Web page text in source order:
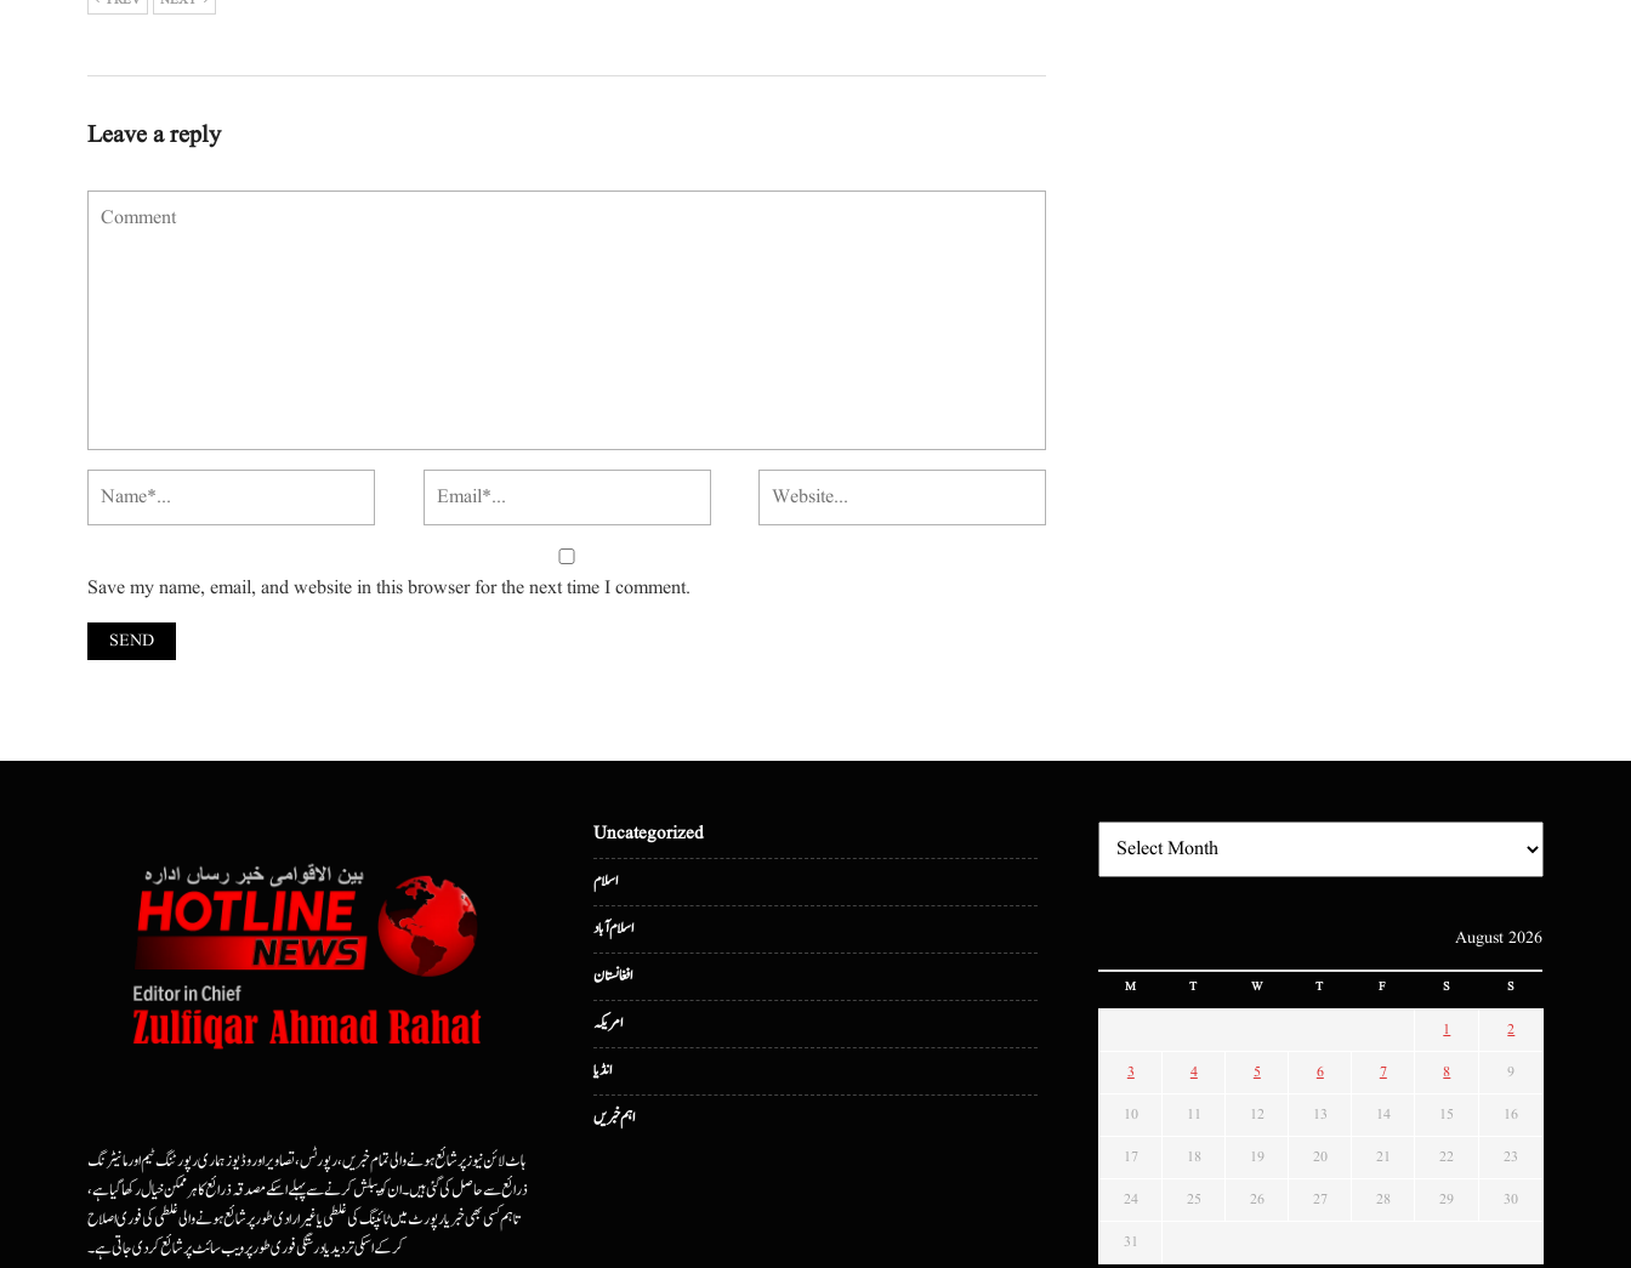
Leave a reply
Save my name, email, and website in this browser for the next time I comment.
ہاٹ لائن نیوز پر شائع ہونے والی تمام خبریں، رپورٹس، تصاویر اور وڈیوز ہماری رپورٹنگ ٹیم اور مانیٹرنگ
ذرائع سے حاصل کی گئی ہیں۔ ان کو پبلش کرنے سے پہلے اسکے مصدقہ ذرائع کا ہرممکن خیال رکھا گیا ہے،
تاہم کسی بھی خبر یا رپورٹ میں ٹائپنگ کی غلطی یا غیرارادی طور پر شائع ہونے والی غلطی کی فوری اصلاح
کرکے اسکی تردید یا درستگی فوری طور پر ویب سائٹ پر شائع کردی جاتی ہے۔
Uncategorized
اسلام
اسلام آباد
افغانستان
امریکہ
انڈیا
اہم خبریں
August 2026
M T W T F S S
1 2
3 4 5 6 7 8 9
10 11 12 13 14 15 16
17 18 19 20 21 22 23
24 25 26 27 28 29 30
31